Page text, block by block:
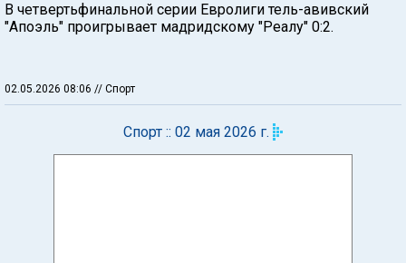
В четвертьфинальной серии Евролиги тель-авивский
"Апоэль" проигрывает мадридскому "Реалу" 0:2.
02.05.2026 08:06 // Спорт
Спорт :: 02 мая 2026 г.